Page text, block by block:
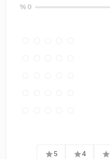
0 %
star
4
star
5
star